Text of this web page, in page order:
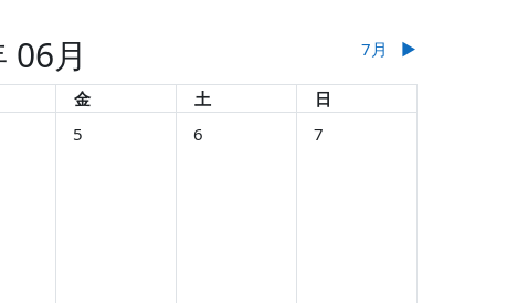
06月 7月 ▶︎
金曜日
金 土曜日
土 日曜日
日
3日
なし 2026年 06月 4日
イベントなし 2026年 06月 5日
5 イベントなし 2026年 06月 6日
6 イベントなし 2026年 06月
7